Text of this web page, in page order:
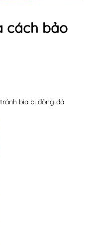
cách bảo
bia bị đông đá